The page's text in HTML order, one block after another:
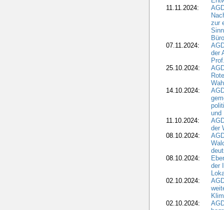
11.11.2024:
zur
07.11.2024:
der
25.10.2024:
14.10.2024:
und
11.10.2024:
der
08.10.2024:
08.10.2024:
der
02.10.2024:
02.10.2024: